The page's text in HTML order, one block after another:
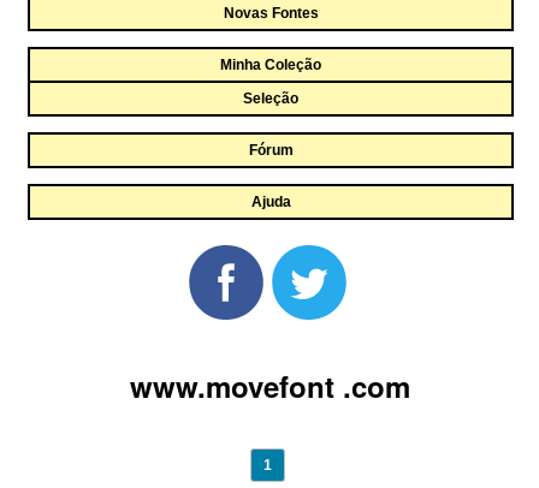
Novas Fontes
Minha Coleção
Seleção
Fórum
Ajuda
www.movefont .com
1